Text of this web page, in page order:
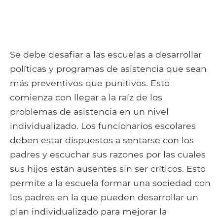
Se debe desafiar a las escuelas a desarrollar
políticas y programas de asistencia que sean
más preventivos que punitivos. Esto
comienza con llegar a la raíz de los
problemas de asistencia en un nivel
individualizado. Los funcionarios escolares
deben estar dispuestos a sentarse con los
padres y escuchar sus razones por las cuales
sus hijos están ausentes sin ser críticos. Esto
permite a la escuela formar una sociedad con
los padres en la que pueden desarrollar un
plan individualizado para mejorar la